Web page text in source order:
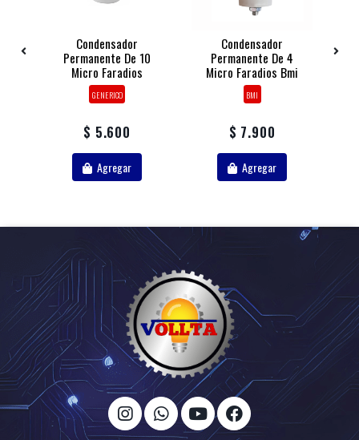
Condensador
Permanente De 10
Micro Faradios
GENERICO
$ 5.600
Agregar
Condensador
Permanente De 4
Micro Faradios Bmi
BMI
$ 7.900
Agregar